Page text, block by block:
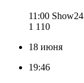
11:00 Show24
1 110
18 июня
19:46